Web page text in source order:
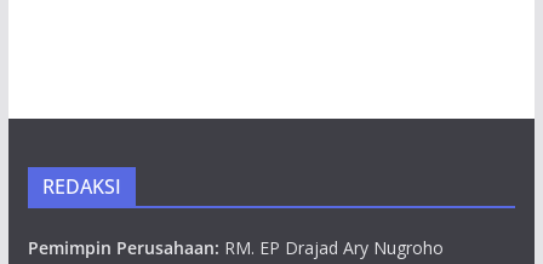
REDAKSI
Pemimpin Perusahaan: RM. EP Drajad Ary Nugroho